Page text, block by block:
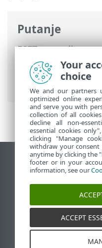
Putanje
ESET-ova online
On-Prem
>
PROTECT On-Prem
Prem Glavni izbornik
Prikaži stranicu za
End of Life
ESET-ova baza
ESET Status Portal
Regionalna podrška
Your
choice
We and our partners
optimized online
and serve you with
collection of all
decline all non-
essential cookies
clicking "Manage
withdraw your consent
anytime by clicking the
footer or in your
information, see our
ACCEPT